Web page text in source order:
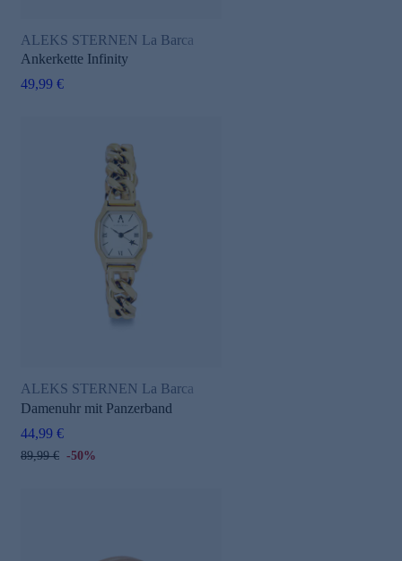
ALEKS STERNEN La Barca
Ankerkette Infinity
49,99 €
ALEKS STERNEN La Barca
Damenuhr mit Panzerband
44,99 €
89,99 € -50%